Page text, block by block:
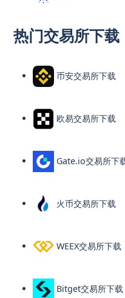
热门交易所下载
币安交易所下载
欧易交易所下载
Gate.io交易所下
火币交易所下载
WEEX交易所下载
Bitget交易所下载